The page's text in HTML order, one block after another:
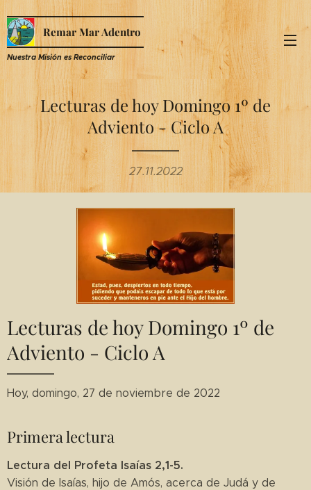
Remar Mar Adentro
Nuestra Misión es Reconciliar
Lecturas de hoy Domingo 1º de
Adviento - Ciclo A
27.11.2022
Lecturas de hoy Domingo 1º de
Adviento - Ciclo A
Hoy, domingo, 27 de noviembre de 2022
Primera lectura
Lectura del Profeta Isaías 2,1-5.
Visión de Isaías, hijo de Amós, acerca de Judá y de